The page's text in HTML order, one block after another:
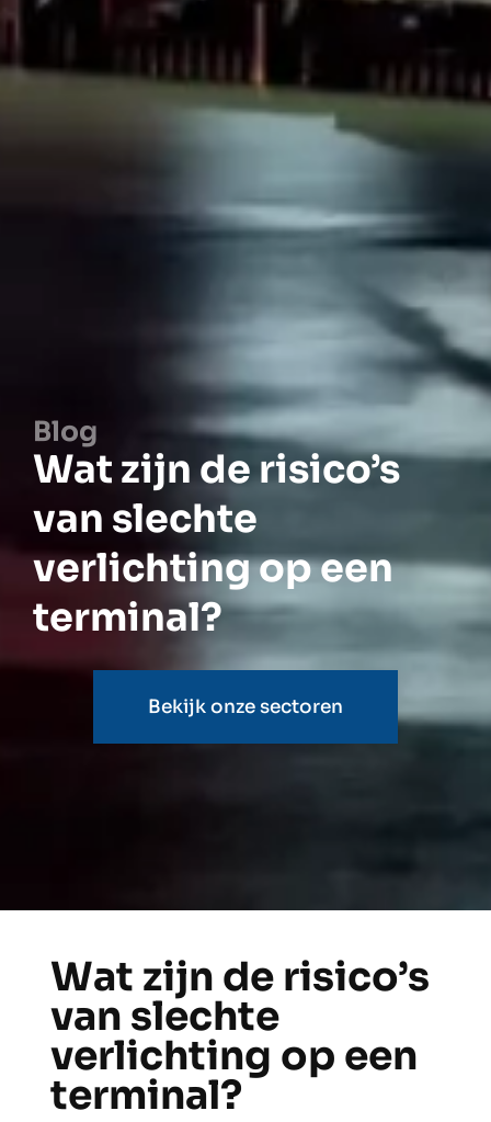
Blog
Wat zijn de risico’s
van slechte
verlichting op een
terminal?
Bekijk onze sectoren
Wat zijn de risico’s
van slechte
verlichting op een
terminal?